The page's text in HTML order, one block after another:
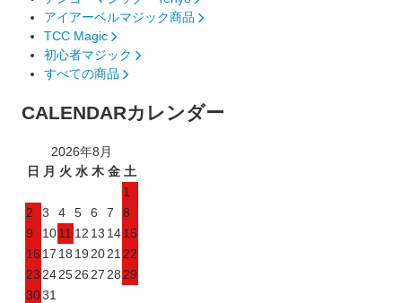
アイアーベルマジック商品
TCC Magic
初心者マジック
すべての商品
CALENDARカレンダー
2026年8月
日 月 火 水 木 金 土
1
2
3 4 5 6 7
8
9
1011 12 13 1415
16 17 18 19 2021 22
23 242526 27 28 29
3031